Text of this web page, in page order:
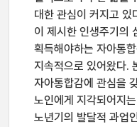
대한 관심이 커지고
이 제시한 인생주기의
획득해야하는 자아통
지속적으로 있어왔다.
자아통합감에 관심을
노인에게 지각되어지
노년기의 발달적 과업